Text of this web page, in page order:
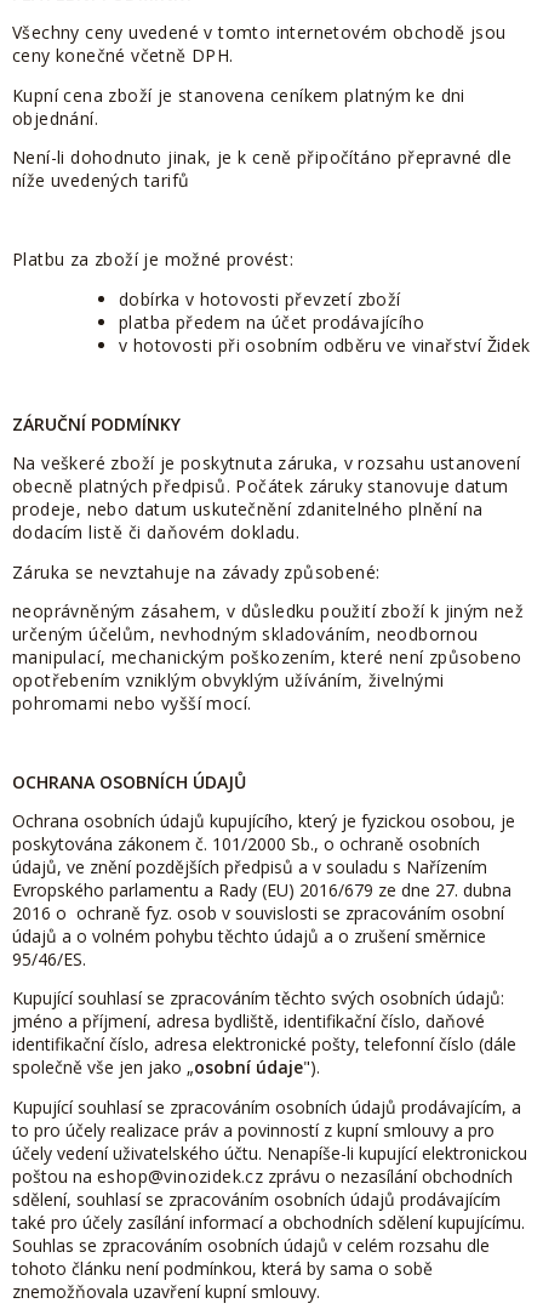
Všechny ceny uvedené v tomto internetovém obchodě jsou
ceny konečné včetně DPH.
Kupní cena zboží je stanovena ceníkem platným ke dni
objednání.
Není-li dohodnuto jinak, je k ceně připočítáno přepravné dle
níže uvedených tarifů
Platbu za zboží je možné provést:
dobírka v hotovosti převzetí zboží
platba předem na účet prodávajícího
v hotovosti při osobním odběru ve vinařství Židek
ZÁRUČNÍ PODMÍNKY
Na veškeré zboží je poskytnuta záruka, v rozsahu ustanovení
obecně platných předpisů. Počátek záruky stanovuje datum
prodeje, nebo datum uskutečnění zdanitelného plnění na
dodacím listě či daňovém dokladu.
Záruka se nevztahuje na závady způsobené:
neoprávněným zásahem, v důsledku použití zboží k jiným než
určeným účelům, nevhodným skladováním, neodbornou
manipulací, mechanickým poškozením, které není způsobeno
opotřebením vzniklým obvyklým užíváním, živelnými
pohromami nebo vyšší mocí.
OCHRANA OSOBNÍCH ÚDAJŮ
Ochrana osobních údajů kupujícího, který je fyzickou osobou, je
poskytována zákonem č. 101/2000 Sb., o ochraně osobních
údajů, ve znění pozdějších předpisů a v souladu s Nařízením
Evropského parlamentu a Rady (EU) 2016/679 ze dne 27. dubna
2016 o ochraně fyz. osob v souvislosti se zpracováním osobní
údajů a o volném pohybu těchto údajů a o zrušení směrnice
95/46/ES.
Kupující souhlasí se zpracováním těchto svých osobních údajů:
jméno a příjmení, adresa bydliště, identifikační číslo, daňové
identifikační číslo, adresa elektronické pošty, telefonní číslo (dále
společně vše jen jako „osobní údaje").
Kupující souhlasí se zpracováním osobních údajů prodávajícím, a
to pro účely realizace práv a povinností z kupní smlouvy a pro
účely vedení uživatelského účtu. Nenapíše-li kupující elektronickou
poštou na eshop@vinozidek.cz zprávu o nezasílání obchodních
sdělení, souhlasí se zpracováním osobních údajů prodávajícím
také pro účely zasílání informací a obchodních sdělení kupujícímu.
Souhlas se zpracováním osobních údajů v celém rozsahu dle
tohoto článku není podmínkou, která by sama o sobě
znemožňovala uzavření kupní smlouvy.